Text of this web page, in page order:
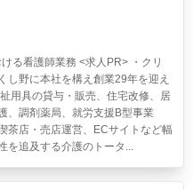
る看護師業務 <求人PR> ・クリ
し野に本社を構え創業29年を迎え
用具の貸与・販売、住宅改修、居
、調剤薬局、就労支援B型事業
茶店・売店運営、ECサイトなど幅
を追及する介護のトータ...